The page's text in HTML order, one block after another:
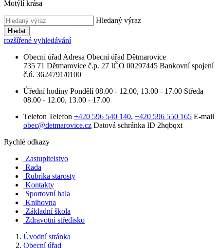
Motýlí krása
Hledaný výraz
Hledat
rozšířené vyhledávání
Obecní úřad Adresa Obecní úřad Dětmarovice
735 71 Dětmarovice č.p. 27 IČO 00297445 Bankovní spojení
č.ú. 3624791/0100
Úřední hodiny Pondělí 08.00 - 12.00, 13.00 - 17.00 Středa
08.00 - 12.00, 13.00 - 17.00
Telefon Telefon +420 596 540 140, +420 596 550 165 E-mail
obec@detmarovice.cz Datová schránka ID 2hqbqxt
Rychlé odkazy
Zastupitelstvo
Rada
Rubrika starosty
Kontakty
Sportovní hala
Knihovna
Základní škola
Zdravotní středisko
Úvodní stránka
Obecní úřad